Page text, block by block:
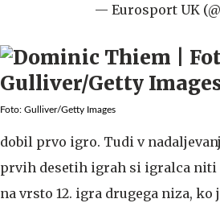
— Eurosport UK
Foto: Gulliver/Getty Images
dobil prvo igro. Tudi v
prvih desetih igrah si igralca niti
na vrsto 12. igra drugega niza,